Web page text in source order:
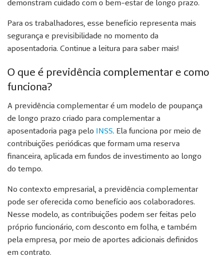
demonstram cuidado com o bem-estar de longo prazo.
Para os trabalhadores, esse benefício representa mais
segurança e previsibilidade no momento da
aposentadoria. Continue a leitura para saber mais!
O que é previdência complementar e como
funciona?
A previdência complementar é um modelo de poupança
de longo prazo criado para complementar a
aposentadoria paga pelo INSS. Ela funciona por meio de
contribuições periódicas que formam uma reserva
financeira, aplicada em fundos de investimento ao longo
do tempo.
No contexto empresarial, a previdência complementar
pode ser oferecida como benefício aos colaboradores.
Nesse modelo, as contribuições podem ser feitas pelo
próprio funcionário, com desconto em folha, e também
pela empresa, por meio de aportes adicionais definidos
em contrato.